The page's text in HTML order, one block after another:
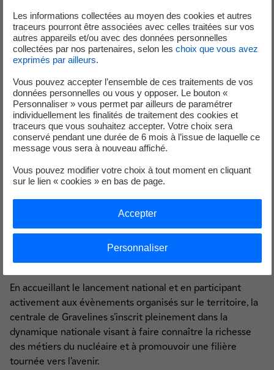
En plus du lancement national, la centrale participe
activement aux animations organisées localement pour
valoriser la filière et ses métiers.
➡️ Mercredi 11 mars à Calais, à l’occasion d’uneMatinée
découverte des métiers du nucléaire et de la
constructionorganisée avec la Fabrique Défi. Un temps
d’échanges et de découverte pour les publics en
recherche d’orientation ou de reconversion.Sur
inscription auprès de la Fabrique Défi.
➡️ Jeudi 12 mars à Gravelines, à l’occasion du
Métiers du Nucléaireà la Salle Frédéric Petit - Complexe
sportif du pont de pierre - de Gravelines. Un rendez-vous
incontournable pour découvrir les métiers du secteur,
rencontrer des professionnels et s’informer sur les
En accueillant le lancement national et en participant
activement aux évènements organisés sur le territoire, la
centrale de Gravelines s’inscrit pleinement dans la
dynamique nationale visant à faire connaître la richesse
des métiers du nucléaire et à promouvoir une filière
tournée vers l’avenir.
Les informations collectées au moyen des cookies et autres
traceurs pourront être associées avec celles traitées sur vos
autres appareils et/ou avec des données personnelles
collectées par nos partenaires, selon les choix que vous avez
exprimés par ailleurs.
Vous pouvez accepter l’ensemble de ces traitements de vos
données personnelles ou vous y opposer. Le bouton «
Personnaliser » vous permet par ailleurs de paramétrer
individuellement les finalités de traitement des cookies et
traceurs que vous souhaitez accepter. Votre choix sera
conservé pendant une durée de 6 mois à l’issue de laquelle ce
message vous sera à nouveau affiché.
Vous pouvez modifier votre choix à tout moment en cliquant
sur le lien « cookies » en bas de page.
Personnaliser
Accepter